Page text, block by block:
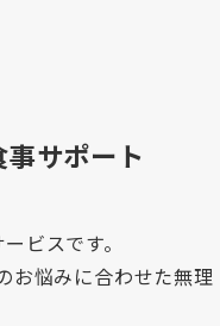
サポート
ビスです。
お悩みに合わせた無理